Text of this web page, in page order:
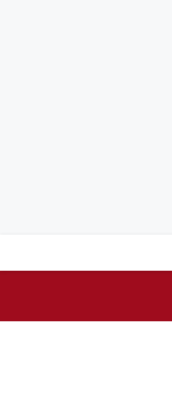
Perú